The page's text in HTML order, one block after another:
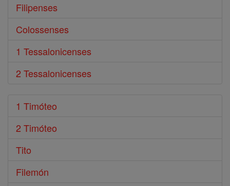
Filipenses
Colossenses
1 Tessalonicenses
2 Tessalonicenses
1 Timóteo
2 Timóteo
Tito
Filemón